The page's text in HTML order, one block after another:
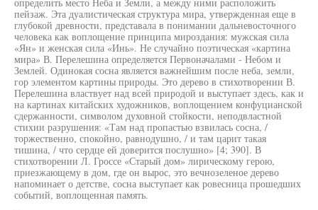
пейзаж. Эта дуалистическая структура мира, утвержденная еще в
глубокой древности, представала в понимании дальневосточного
человека как воплощение принципа мироздания: мужская сила
«Ян» и женская сила «Инь». Не случайно поэтическая «картина
мира» В. Перелешина определяется Первоначалами - Небом и
Землей. Одинокая сосна является важнейшим после неба, земли,
гор элементом картины природы. Это дерево в стихотворении В.
Перелешина властвует над всей природой и выступает здесь, как и
на картинах китайских художников, воплощением конфуцианской
сдержанности, символом духовной стойкости, неподвластной
стихии разрушения: «Там над пропастью взвилась сосна, /
торжественно, спокойно, равнодушно, / и там царит такая
тишина, / что сердце ей доверится послушно» [4; 390]. В
стихотворении Л. Гроссе «Старый дом» лирическому герою,
приезжающему в дом, где он вырос, это вечнозеленое дерево
напоминает о детстве, сосна выступает как ровесница прошедших
событий, воплощенная память.